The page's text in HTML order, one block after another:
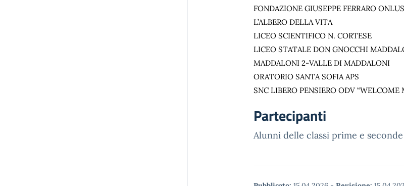
FONDAZIONE GIUSEPPE FERRARO ONLUS
L’ALBERO DELLA VITA
LICEO SCIENTIFICO N. CORTESE
LICEO STATALE DON GNOCCHI
MADDALONI 2-VALLE DI MADDALONI
ORATORIO SANTA SOFIA APS
SNC LIBERO PENSIERO ODV “WELCOME
Partecipanti
Alunni delle classi prime e seconde